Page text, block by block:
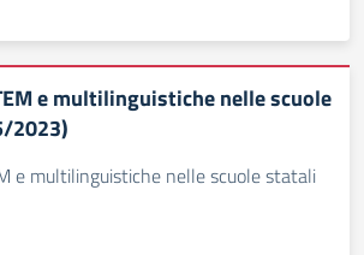
e multilinguistiche nelle scuole
2023)
e multilinguistiche nelle scuole statali